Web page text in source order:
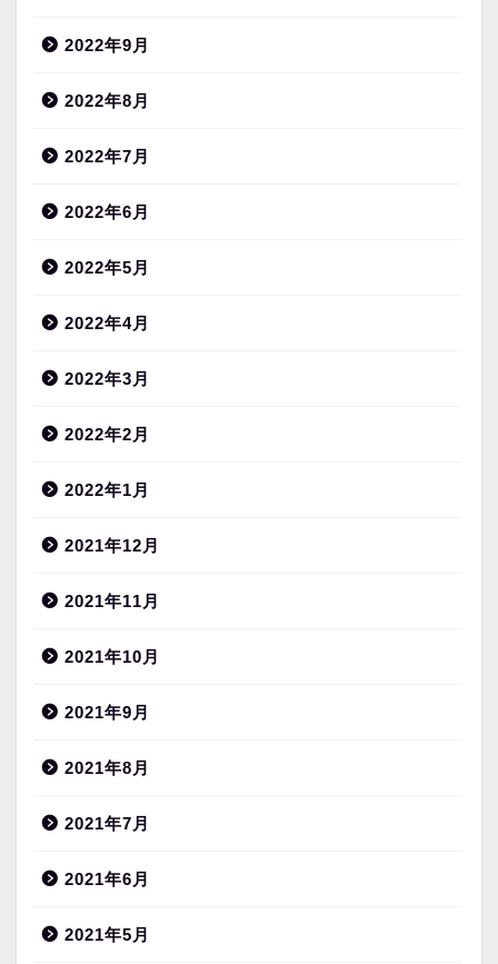
2022年9月
2022年8月
2022年7月
2022年6月
2022年5月
2022年4月
2022年3月
2022年2月
2022年1月
2021年12月
2021年11月
2021年10月
2021年9月
2021年8月
2021年7月
2021年6月
2021年5月